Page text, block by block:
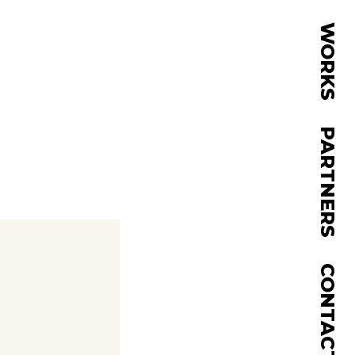
WORKS
PARTNERS
CONTACT